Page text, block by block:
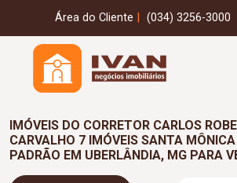
Área do Cliente (034) 3256-3000
IMÓVEIS DO CORRETOR CARLOS
CARVALHO 7 IMÓVEIS SANTA
PADRÃO EM UBERLÂNDIA, MG PARA